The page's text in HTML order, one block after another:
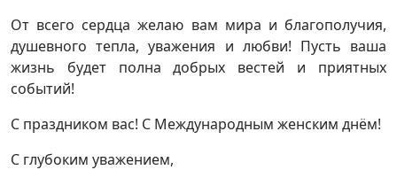
От всего сердца желаю вам мира и благополучия,
душевного тепла, уважения и любви! Пусть ваша
жизнь будет полна добрых вестей и приятных
событий!
С праздником вас! С Международным женским днём!
С глубоким уважением,